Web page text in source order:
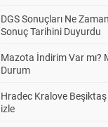
DGS Sonuçları Ne
Sonuç Tarihini Duyurdu
Mazota İndirim Var mı?
Durum
Hradec Kralove Beşiktaş
izle